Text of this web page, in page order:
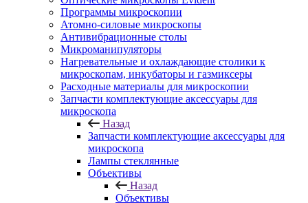
Программы микроскопии
Атомно-силовые микроскопы
Антивибрационные столы
Микроманипуляторы
Нагревательные и охлаждающие столики к
микроскопам, инкубаторы и газмиксеры
Расходные материалы для микроскопии
Запчасти комплектующие аксессуары для
микроскопа
Назад
Запчасти комплектующие аксессуары для
микроскопа
Лампы стеклянные
Объективы
Назад
Объективы